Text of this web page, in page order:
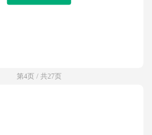
第4页 / 共27页